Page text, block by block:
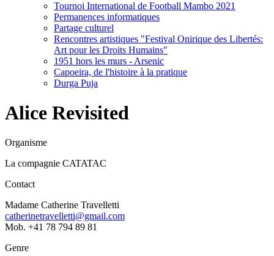
Tournoi International de Football Mambo 2021
Permanences informatiques
Partage culturel
Rencontres artistiques "Festival Onirique des Libertés:
Art pour les Droits Humains"
1951 hors les murs - Arsenic
Capoeira, de l'histoire à la pratique
Durga Puja
Alice Revisited
Organisme
La compagnie CATATAC
Contact
Madame Catherine Travelletti
catherinetravelletti@gmail.com
Mob. +41 78 794 89 81
Genre